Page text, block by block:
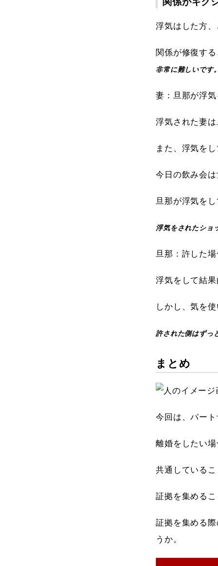
浮気はした方
関係が修復す
非常に難しいです
妻：旦那が浮
浮気された妻
また、浮気を
今日の飲み会
旦那が浮気を
浮気をされたショ
旦那：許した
浮気をして結
しかし、気を
許された側はずっ
まとめ
今回は、パー
離婚をしたい
共通している
証拠を集める
証拠を集める
うか。